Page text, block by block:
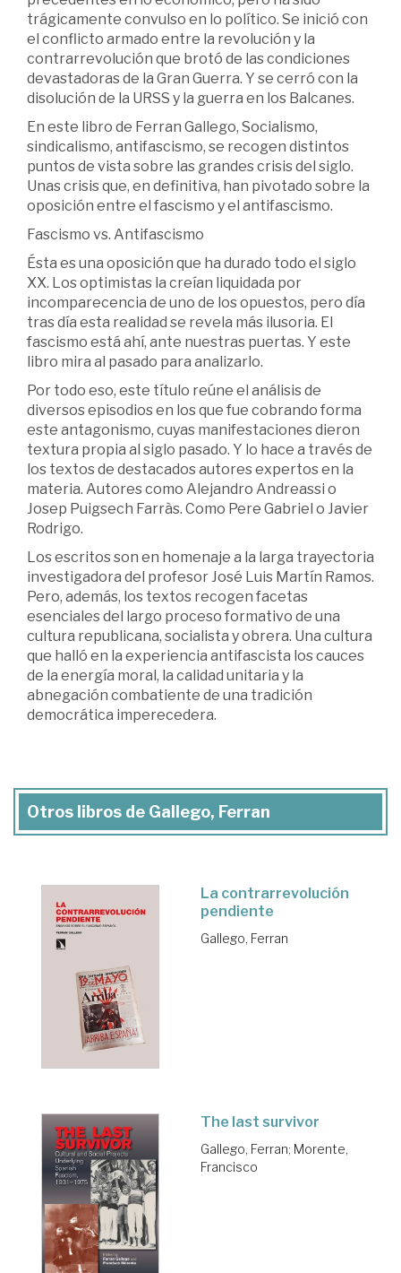
trágicamente convulso en lo político. Se inició con
el conflicto armado entre la revolución y la
contrarrevolución que brotó de las condiciones
devastadoras de la Gran Guerra. Y se cerró con la
disolución de la URSS y la guerra en los Balcanes.
En este libro de Ferran Gallego, Socialismo,
sindicalismo, antifascismo, se recogen distintos
puntos de vista sobre las grandes crisis del siglo.
Unas crisis que, en definitiva, han pivotado sobre la
oposición entre el fascismo y el antifascismo.
Fascismo vs. Antifascismo
Ésta es una oposición que ha durado todo el siglo
XX. Los optimistas la creían liquidada por
incomparecencia de uno de los opuestos, pero día
tras día esta realidad se revela más ilusoria. El
fascismo está ahí, ante nuestras puertas. Y este
libro mira al pasado para analizarlo.
Por todo eso, este título reúne el análisis de
diversos episodios en los que fue cobrando forma
este antagonismo, cuyas manifestaciones dieron
textura propia al siglo pasado. Y lo hace a través de
los textos de destacados autores expertos en la
materia. Autores como Alejandro Andreassi o
Josep Puigsech Farràs. Como Pere Gabriel o Javier
Rodrigo.
Los escritos son en homenaje a la larga trayectoria
investigadora del profesor José Luis Martín Ramos.
Pero, además, los textos recogen facetas
esenciales del largo proceso formativo de una
cultura republicana, socialista y obrera. Una cultura
que halló en la experiencia antifascista los cauces
de la energía moral, la calidad unitaria y la
abnegación combatiente de una tradición
democrática imperecedera.
Otros libros de Gallego, Ferran
La contrarrevolución
pendiente
Gallego, Ferran
The last survivor
Gallego, Ferran; Morente,
Francisco